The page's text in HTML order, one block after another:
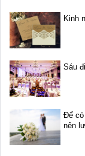
Kinh
Sáu
Để
nên